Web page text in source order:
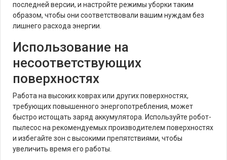
последней версии, и настройте режимы уборки таким
образом, чтобы они соответствовали вашим нуждам без
лишнего расхода энергии.
Использование на
несоответствующих
поверхностях
Работа на высоких коврах или других поверхностях,
требующих повышенного энергопотребления, может
быстро истощать заряд аккумулятора. Используйте робот-
пылесос на рекомендуемых производителем поверхностях
и избегайте зон с высокими препятствиями, чтобы
увеличить время его работы.